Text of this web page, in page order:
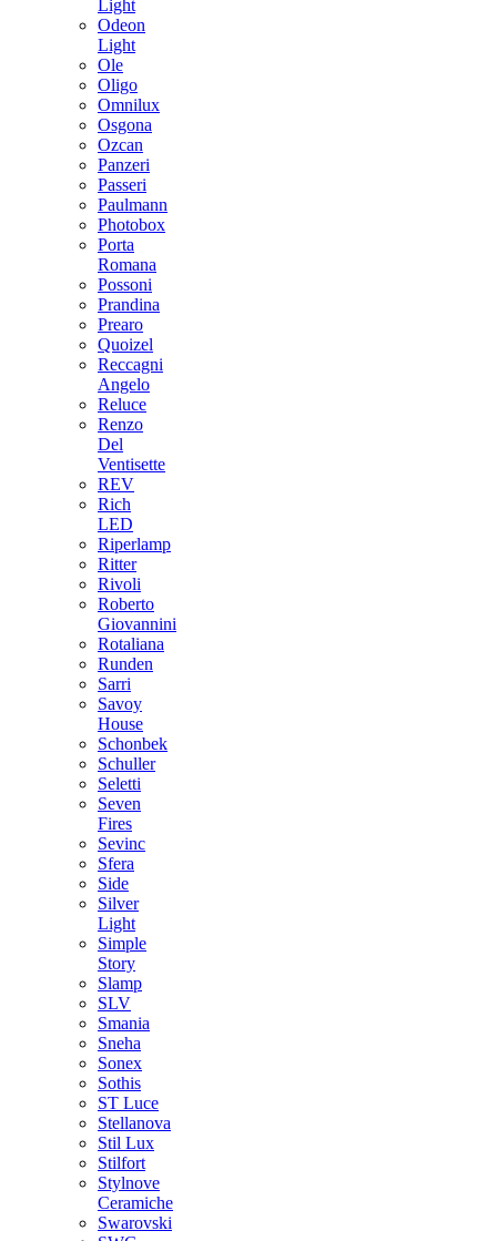
Light
Odeon
Light
Ole
Oligo
Omnilux
Osgona
Ozcan
Panzeri
Passeri
Paulmann
Photobox
Porta
Romana
Possoni
Prandina
Prearo
Quoizel
Reccagni
Angelo
Reluce
Renzo
Del
Ventisette
REV
Rich
LED
Riperlamp
Ritter
Rivoli
Roberto
Giovannini
Rotaliana
Runden
Sarri
Savoy
House
Schonbek
Schuller
Seletti
Seven
Fires
Sevinc
Sfera
Side
Silver
Light
Simple
Story
Slamp
SLV
Smania
Sneha
Sonex
Sothis
ST Luce
Stellanova
Stil Lux
Stilfort
Stylnove
Ceramiche
Swarovski